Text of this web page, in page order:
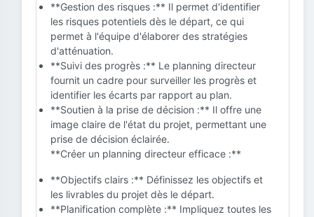
**Gestion des risques :** Il permet d'identifier
les risques potentiels dès le départ, ce qui
permet à l'équipe d'élaborer des stratégies
d'atténuation.
**Suivi des progrès :** Le planning directeur
fournit un cadre pour surveiller les progrès et
identifier les écarts par rapport au plan.
**Soutien à la prise de décision :** Il offre une
image claire de l'état du projet, permettant une
prise de décision éclairée.
**Créer un planning directeur efficace :**
**Objectifs clairs :** Définissez les objectifs et
les livrables du projet dès le départ.
**Planification complète :** Impliquez toutes les